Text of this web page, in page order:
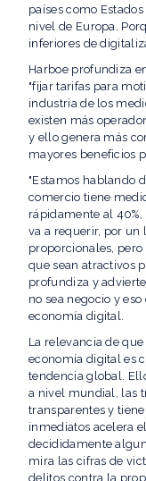
países como
nivel de Europa.
inferiores de
Harboe profundiza
"fijar tarifas para
industria de los
existen más
y ello genera más
mayores beneficios
"Estamos hablando
comercio tiene
rápidamente al 40%,
va a requerir, por un
proporcionales,
que sean atractivos
profundiza y
no sea negocio y
economía digital.
La relevancia de
economía digital es
tendencia global.
a nivel mundial, las
transparentes y
inmediatos acelera
decididamente
mira las cifras de
delitos contra la